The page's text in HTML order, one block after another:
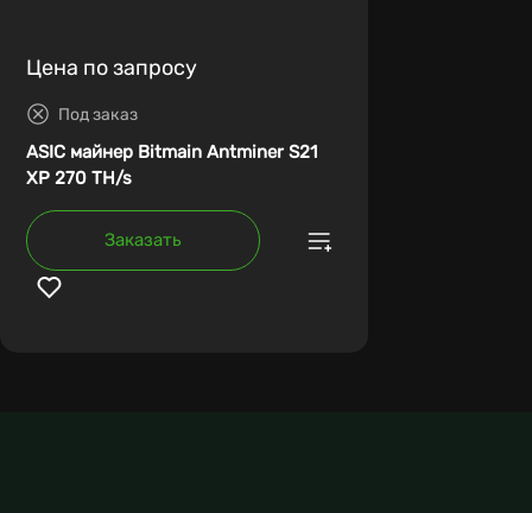
Цена по запросу
Под заказ
ASIC майнер Bitmain Antminer S21
XP 270 TH/s
Заказать